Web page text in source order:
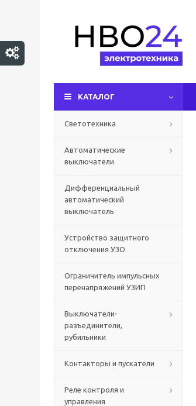
КАТАЛОГ
Светотехника
Автоматические
выключатели
Дифференциальный
автоматический
выключатель
Устройство защитного
отключения УЗО
Ограничитель импульсных
перенапряжений УЗИП
Выключатели-
разъединители,
рубильники
Контакторы и пускатели
Реле контроля и
управления